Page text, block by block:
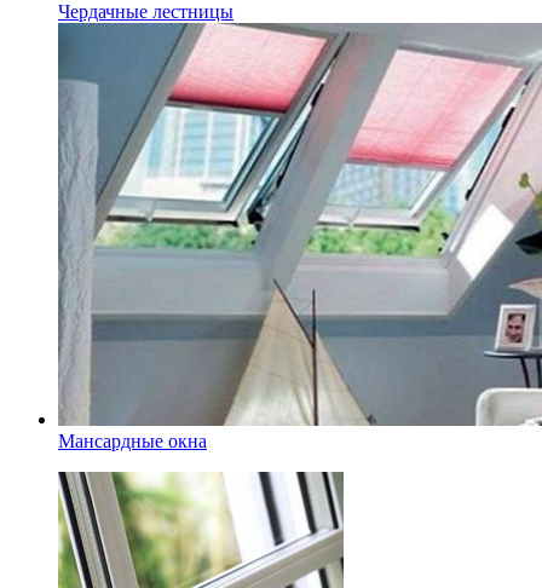
Чердачные лестницы
Мансардные окна